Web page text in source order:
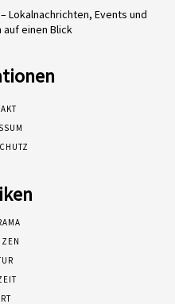
Lokalnachrichten, Events und
einen Blick